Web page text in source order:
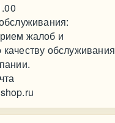
жалоб и
обслуживания